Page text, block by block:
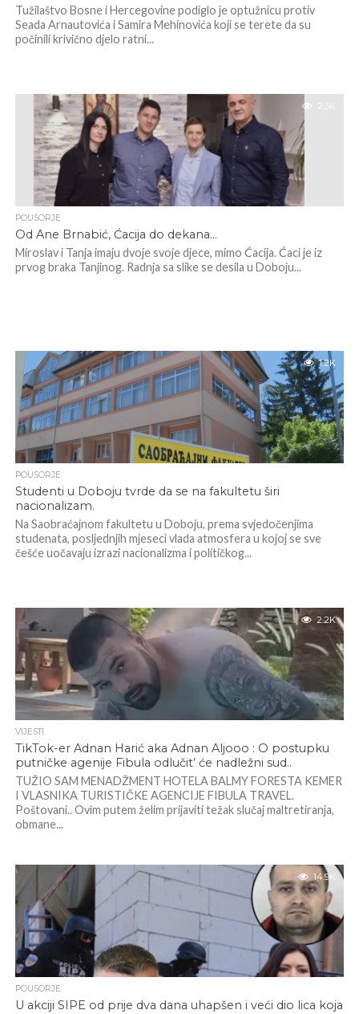
Tužilaštvo Bosne i Hercegovine podiglo je optužnicu protiv
Seada Arnautovića i Samira Mehinovića koji se terete da su
počinili krivično djelo ratni...
2.3K
POUSORJE
Od Ane Brnabić, Ćacija do dekana…
Miroslav i Tanja imaju dvoje svoje djece, mimo Ćacija. Ćaci je iz
prvog braka Tanjinog. Radnja sa slike se desila u Doboju...
1.2K
POUSORJE
Studenti u Doboju tvrde da se na fakultetu širi
nacionalizam.
Na Saobraćajnom fakultetu u Doboju, prema svjedočenjima
studenata, posljednjih mjeseci vlada atmosfera u kojoj se sve
češće uočavaju izrazi nacionalizma i političkog...
2.2K
VIJESTI
TikTok-er Adnan Harić aka Adnan Aljooo : O postupku
putničke agenije Fibula odlučit’ će nadležni sud..
TUŽIO SAM MENADŽMENT HOTELA BALMY FORESTA KEMER
I VLASNIKA TURISTIČKE AGENCIJE FIBULA TRAVEL.
Poštovani.. Ovim putem želim prijaviti težak slučaj maltretiranja,
obmane...
14.9K
POUSORJE
U akciji SIPE od prije dva dana uhapšen i veći dio lica koja